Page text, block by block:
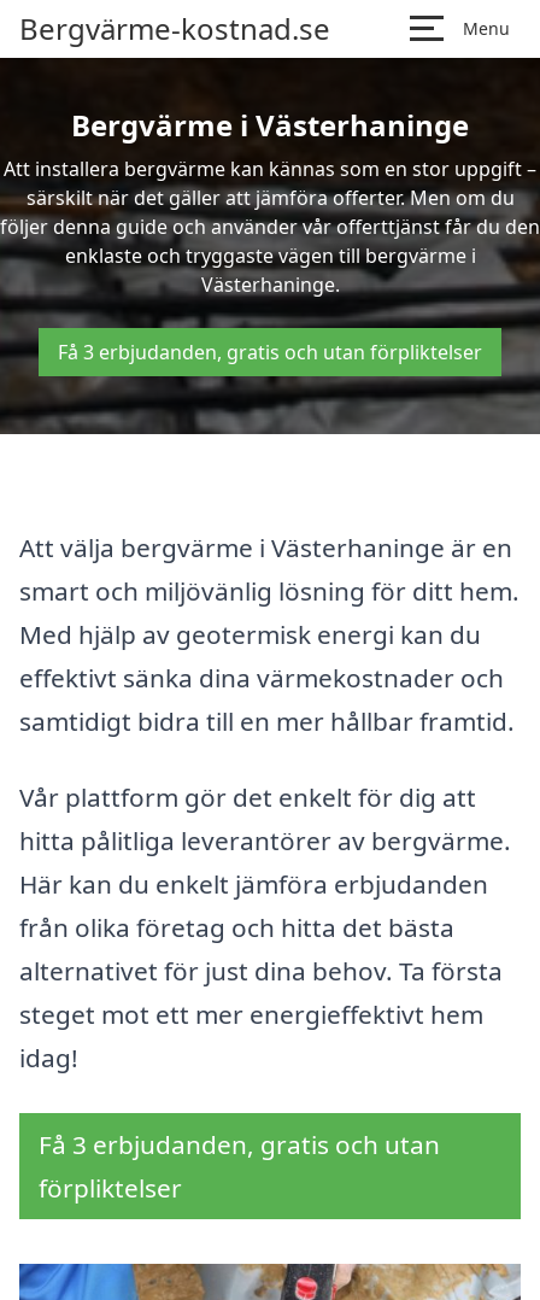
Bergvärme-kostnad.se Menu
Bergvärme i Västerhaninge
Att installera bergvärme kan kännas som en stor uppgift –
särskilt när det gäller att jämföra offerter. Men om du
följer denna guide och använder vår offerttjänst får du den
enklaste och tryggaste vägen till bergvärme i
Västerhaninge.
Få 3 erbjudanden, gratis och utan förpliktelser
Att välja bergvärme i Västerhaninge är en
smart och miljövänlig lösning för ditt hem.
Med hjälp av geotermisk energi kan du
effektivt sänka dina värmekostnader och
samtidigt bidra till en mer hållbar framtid.
Vår plattform gör det enkelt för dig att
hitta pålitliga leverantörer av bergvärme.
Här kan du enkelt jämföra erbjudanden
från olika företag och hitta det bästa
alternativet för just dina behov. Ta första
steget mot ett mer energieffektivt hem
idag!
Få 3 erbjudanden, gratis och utan
förpliktelser